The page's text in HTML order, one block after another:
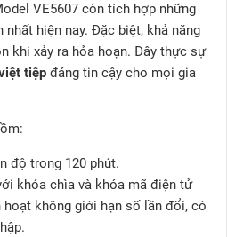
VE5607 còn tích hợp những
hiện nay. Đặc biệt, khả năng
khi xảy ra hỏa hoạn. Đây thực sự
tiệp đáng tin cậy cho mọi gia
độ trong 120 phút.
khóa chìa và khóa mã điện tử
không giới hạn số lần đổi, có